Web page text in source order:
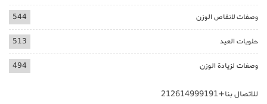
وصفات لانقاص الوزن 544
حلويات العيد 513
وصفات لزيادة الوزن 494
للاتصال بنا+212614999191